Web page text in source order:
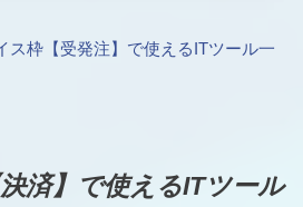
ス枠【受発注】で使えるITツール一
済】で使えるITツール